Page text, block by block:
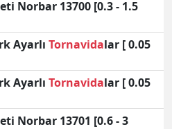
Norbar 13700 [0.3 - 1.5
Ayarlı Tornavidalar [ 0.05
Ayarlı Tornavidalar [ 0.05
Norbar 13701 [0.6 - 3